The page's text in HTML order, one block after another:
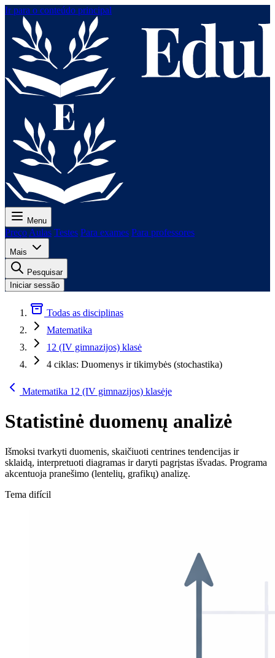
Ir para o conteúdo principal
Menu
Preço Aulas Testes Para exames Para professores
Mais
Pesquisar
Iniciar sessão
Todas as disciplinas
Matematika
12 (IV gimnazijos) klasė
4 ciklas: Duomenys ir tikimybės (stochastika)
Matematika 12 (IV gimnazijos) klasėje
Statistinė duomenų analizė
Išmoksi tvarkyti duomenis, skaičiuoti centrines tendencijas ir
sklaidą, interpretuoti diagramas ir daryti pagrįstas išvadas. Programa
akcentuoja pranešimo (lentelių, grafikų) analizę.
Tema difícil